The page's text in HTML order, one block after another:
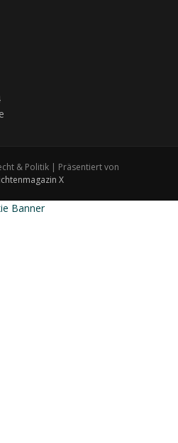
& Politik | Präsentiert von
X
Banner